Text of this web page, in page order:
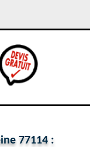
77114 :